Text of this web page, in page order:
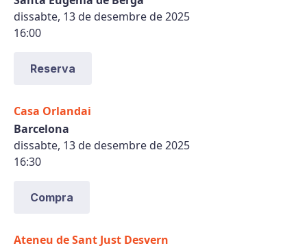
dissabte, 13 de desembre de 2025
16:00
Reserva
Casa Orlandai
Barcelona
dissabte, 13 de desembre de 2025
16:30
Compra
Ateneu de Sant Just Desvern